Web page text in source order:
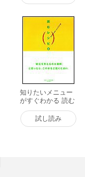
知りたいメニュー
がすぐわかる 読む
レシピ 2 洋 電子書
籍版
試し読み